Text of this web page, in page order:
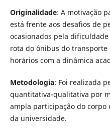
Originalidade: A motivação
está frente aos desafios de
ocasionados pela
rota do ônibus do
horários com a dinâmica
Metodologia: Foi realizada
quantitativa-qualitativa por
ampla participação do
da universidade.